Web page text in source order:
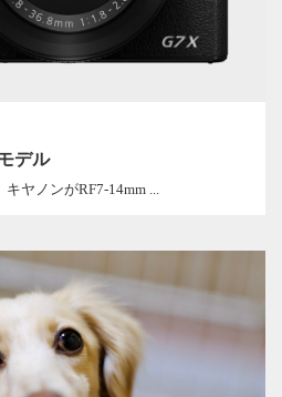
デル
ヤノンがRF7-14mm ...